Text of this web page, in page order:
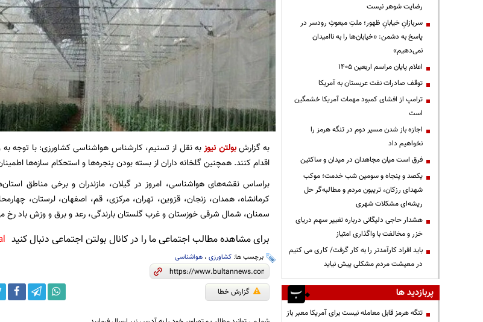
به گزارشبولتن نیوزبه نقل از تسنیم، کارشناس هواشناسی کشاورزی: با توجه
اقدام کنند. همچنین گلخانه داران از بسته بودن پنجره‌ها و استحکام سازه‌ها
براساس نقشه‌های هواشناسی، امروز در گیلان، مازندران و برخی مناطق
کرمانشاه، همدان، زنجان، قزوین، تهران، مرکزی، قم، اصفهان، لرستان،
سمنان، شمال شرقی خوزستان و غرب گلستان بارندگی، رعد و برق و وزش باد رخ
برای مشاهده مطالب اجتماعی ما را در کانال بولتن اجتماعی دنبال کنید
برچسب ها: کشاورزی، هواشناسی
گزارش خطا
رضایت شوهر نیست
سربازانِ خیابانِ ظهور؛ ملتِ مبعوثِ رودسر در
پاسخ به دشمن: «خیابان‌ها را به ناامیدان
نمی‌دهیم»
اعلام پایان مراسم اربعین ۱۴۰۵
توقف صادرات نفت عربستان به آمریکا
ترامپ از افشای کمبود مهمات آمریکا خشمگین
است
اجازه باز شدن مسیر دوم در تنگه هرمز را
نخواهیم داد
فرق است میان مجاهدان در میدان و ساکتین
یکصد و پنجاه و سومین شب خدمت؛ موکب
شهدای رزکان، تریبون مردم و مطالبه‌گر حل
ریشه‌ای مشکلات شهری
هشدار حاجی دلیگانی درباره تغییر سهم دریای
خزر و مخالفت با واگذاری امتیاز
باید افراد کارآمدتر را به کار گرفت/ کاری می کنیم
در معیشت مردم مشکلی پیش نیاید
پربازدید ها
تنگه هرمز قابل معامله نیست برای آمریکا معبر باز